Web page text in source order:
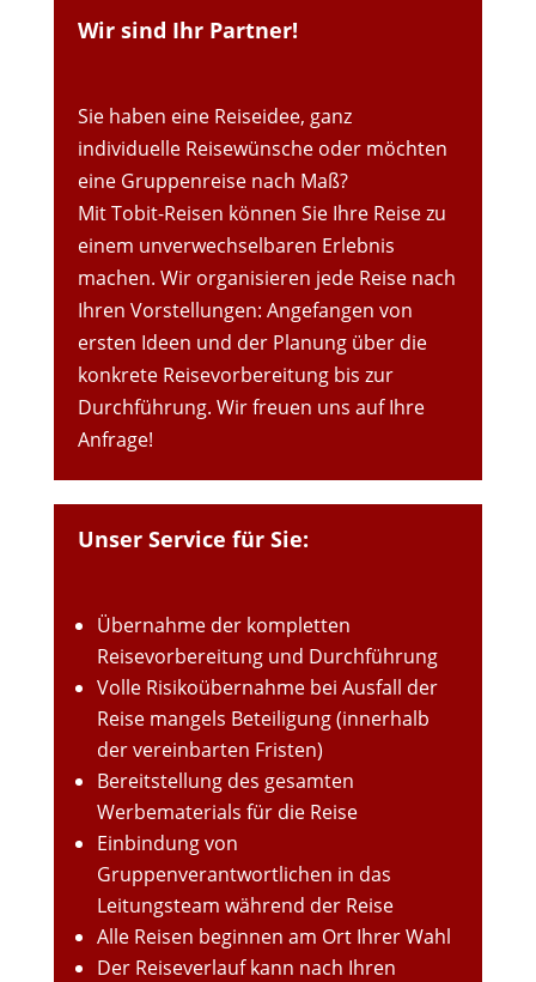
Wir sind Ihr Partner!
Sie haben eine Reiseidee, ganz
individuelle Reisewünsche oder möchten
eine Gruppenreise nach Maß?
Mit Tobit-Reisen können Sie Ihre Reise zu
einem unverwechselbaren Erlebnis
machen. Wir organisieren jede Reise nach
Ihren Vorstellungen: Angefangen von
ersten Ideen und der Planung über die
konkrete Reisevorbereitung bis zur
Durchführung. Wir freuen uns auf Ihre
Anfrage!
Unser Service für Sie:
Übernahme der kompletten
Reisevorbereitung und Durchführung
Volle Risikoübernahme bei Ausfall der
Reise mangels Beteiligung (innerhalb
der vereinbarten Fristen)
Bereitstellung des gesamten
Werbematerials für die Reise
Einbindung von
Gruppenverantwortlichen in das
Leitungsteam während der Reise
Alle Reisen beginnen am Ort Ihrer Wahl
Der Reiseverlauf kann nach Ihren